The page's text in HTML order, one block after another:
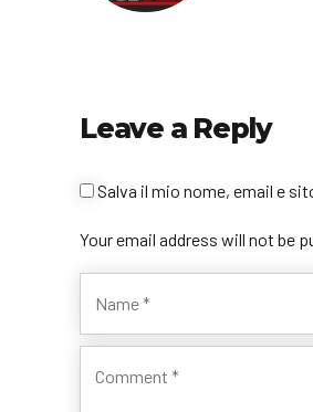
Leave a Reply
Your email address will not be
Salva il mio nome, email e